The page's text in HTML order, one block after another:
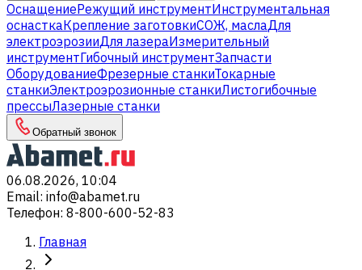
ОснащениеРежущий инструментИнструментальная
оснасткаКрепление заготовкиСОЖ, маслаДля
электроэрозииДля лазераИзмерительный
инструментГибочный инструментЗапчасти
ОборудованиеФрезерные станкиТокарные
станкиЭлектроэрозионные станкиЛистогибочные
прессыЛазерные станки
Обратный звонок
06.08.2026, 10:04
Email: info@abamet.ru
Телефон: 8-800-600-52-83
Главная